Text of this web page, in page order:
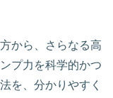
から、さらなる高
プ力を科学的かつ
を、分かりやすく